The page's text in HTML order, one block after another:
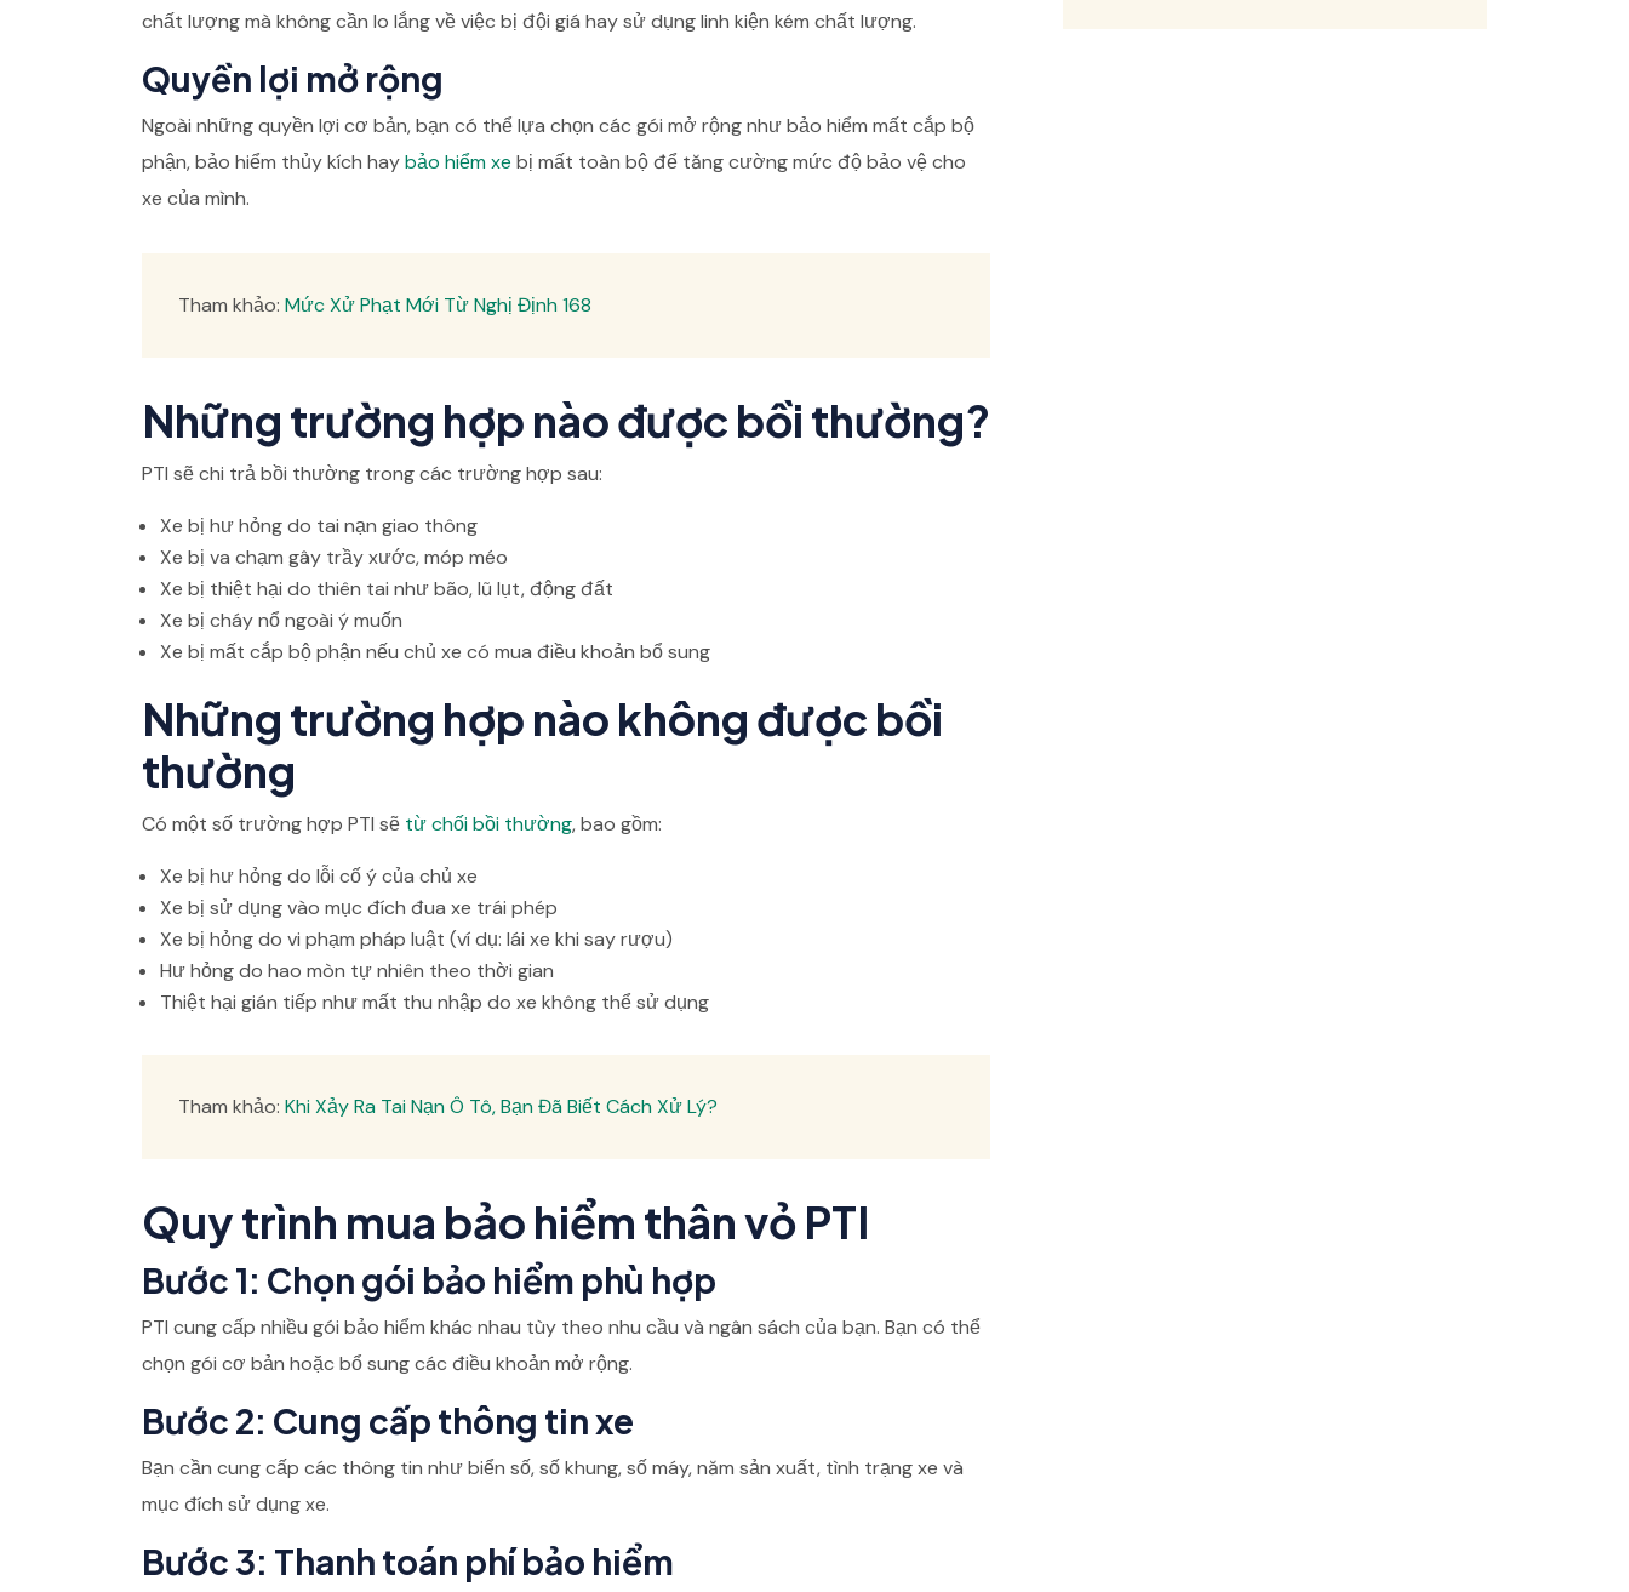
chất lượng mà không cần lo lắng về việc bị đội giá hay sử dụng linh kiện kém chất lượng.
Quyền lợi mở rộng
Ngoài những quyền lợi cơ bản, bạn có thể lựa chọn các gói mở rộng như bảo hiểm mất cắp bộ
phận, bảo hiểm thủy kích haybảo hiểm xe bị mất toàn bộ để tăng cường mức độ bảo vệ cho
xe của mình.
Tham khảo: Mức Xử Phạt Mới Từ Nghị Định 168
Những trường hợp nào được bồi thường?
PTI sẽ chi trả bồi thường trong các trường hợp sau:
Xe bị hư hỏng do tai nạn giao thông
Xe bị va chạm gây trầy xước, móp méo
Xe bị thiệt hại do thiên tai như bão, lũ lụt, động đất
Xe bị cháy nổ ngoài ý muốn
Xe bị mất cắp bộ phận nếu chủ xe có mua điều khoản bổ sung
Những trường hợp nào không được bồi
thường
Có một số trường hợp PTI sẽ từ chối bồi thường, bao gồm:
Xe bị hư hỏng do lỗi cố ý của chủ xe
Xe bị sử dụng vào mục đích đua xe trái phép
Xe bị hỏng do vi phạm pháp luật (ví dụ: lái xe khi say rượu)
Hư hỏng do hao mòn tự nhiên theo thời gian
Thiệt hại gián tiếp như mất thu nhập do xe không thể sử dụng
Tham khảo: Khi Xảy Ra Tai Nạn Ô Tô, Bạn Đã Biết Cách Xử Lý?
Quy trình mua bảo hiểm thân vỏ PTI
Bước 1: Chọn gói bảo hiểm phù hợp
PTI cung cấp nhiều gói bảo hiểm khác nhau tùy theo nhu cầu và ngân sách của bạn. Bạn có thể
chọn gói cơ bản hoặc bổ sung các điều khoản mở rộng.
Bước 2: Cung cấp thông tin xe
Bạn cần cung cấp các thông tin như biển số, số khung, số máy, năm sản xuất, tình trạng xe và
mục đích sử dụng xe.
Bước 3: Thanh toán phí bảo hiểm